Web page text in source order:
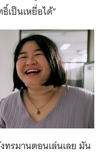
เป็นเหยื่อได้”
ทรมานตอนเล่นเลย มัน